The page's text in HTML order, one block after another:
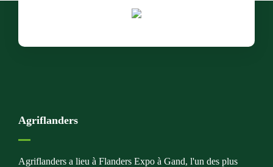
Agriflanders
Agriflanders a lieu à Flanders Expo à Gand, l'un des plus